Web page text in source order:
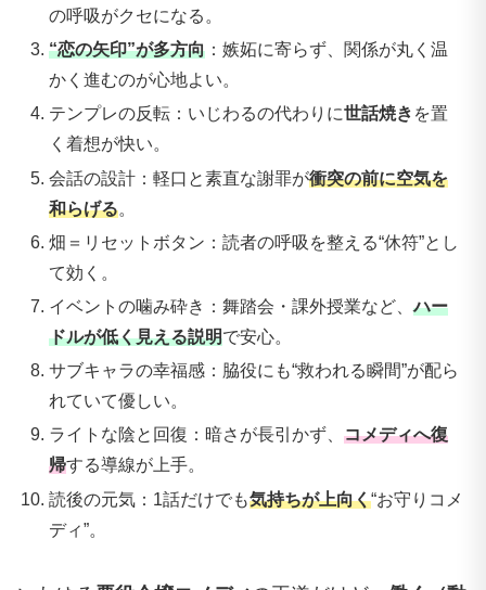
の呼吸がクセになる。
“恋の矢印”が多方向 ：嫉妬に寄らず、関係が丸く温
かく進むのが心地よい。
テンプレの反転：いじわるの代わりに世話焼き を置
く着想が快い。
会話の設計：軽口と素直な謝罪が衝突の前に空気を
和らげる。
畑＝リセットボタン：読者の呼吸を整える“休符”とし
て効く。
イベントの噛み砕き：舞踏会・課外授業など、ハー
ドルが低く見える説明で安心。
サブキャラの幸福感：脇役にも“救われる瞬間”が配ら
れていて優しい。
ライトな陰と回復：暗さが長引かず、コメディへ復
帰する導線が上手。
読後の元気：1話だけでも気持ちが上向く“お守りコメ
ディ”。